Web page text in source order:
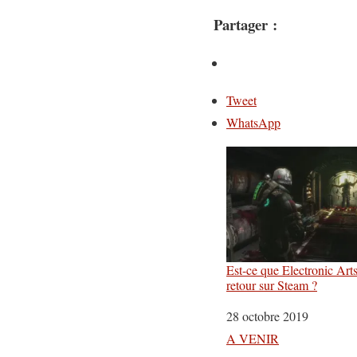
Partager :
Tweet
WhatsApp
Est-ce que Electronic
retour sur Steam ?
Date
28 octobre 2019
Par rapport à
A VENIR